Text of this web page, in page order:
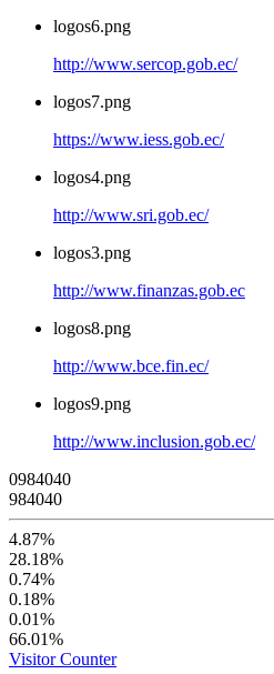
logos6.png
http://www.sercop.gob.ec/
logos7.png
https://www.iess.gob.ec/
logos4.png
http://www.sri.gob.ec/
logos3.png
http://www.finanzas.gob.ec
logos8.png
http://www.bce.fin.ec/
logos9.png
http://www.inclusion.gob.ec/
0984040
984040
4.87%
28.18%
0.74%
0.18%
0.01%
66.01%
Visitor Counter